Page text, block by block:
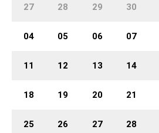
27 28 29 30
04 05 06 07
11 12 13 14
18 19 20 21
25 26 27 28